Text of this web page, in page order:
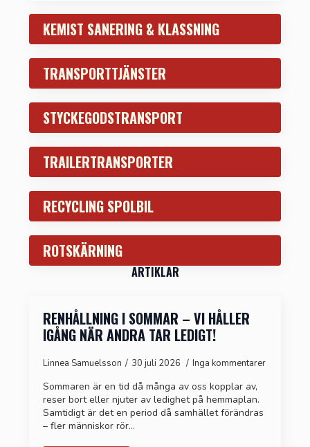
KEMIST SANERING & KLASSNING
TRANSPORTTJÄNSTER
STYCKEGODSTRANSPORT
TRAILERTRANSPORTER
RECYCLING SPOLBIL
ROTSKÄRNING
ARTIKLAR
RENHÅLLNING I SOMMAR – VI HÅLLER
IGÅNG NÄR ANDRA TAR LEDIGT!
Linnea Samuelsson 30 juli 2026 Inga kommentarer
Sommaren är en tid då många av oss kopplar av,
reser bort eller njuter av ledighet på hemmaplan.
Samtidigt är det en period då samhället förändras
– fler människor rör…